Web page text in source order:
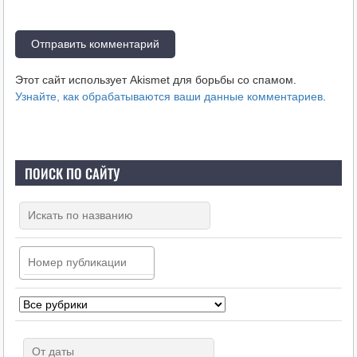
Этот сайт использует Akismet для борьбы со спамом.
Узнайте, как обрабатываются ваши данные комментариев.
ПОИСК ПО САЙТУ